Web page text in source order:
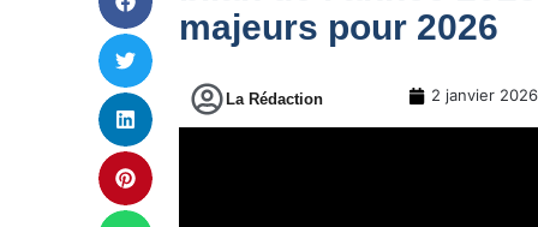
majeurs pour 2026
La Rédaction 2 janvier 2026